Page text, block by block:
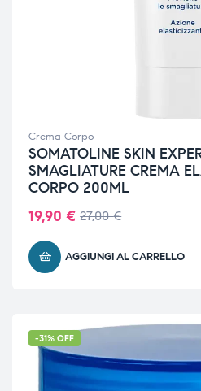
Crema Corpo
SOMATOLINE SKIN
SMAGLIATURE CREMA
CORPO 200ML
27,00€
19,90 €
AGGIUNGI AL CARRELLO
-31% OFF